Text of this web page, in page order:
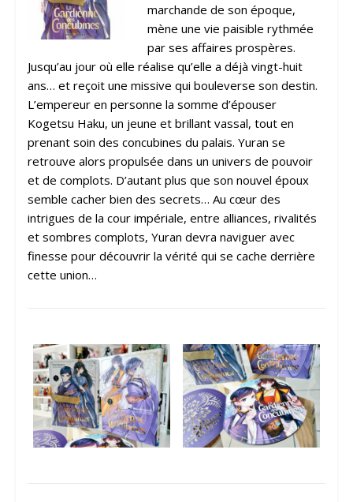
marchande de son époque,
mène une vie paisible rythmée
par ses affaires prospères.
Jusqu’au jour où elle réalise qu’elle a déjà vingt-huit
ans… et reçoit une missive qui bouleverse son destin.
L’empereur en personne la somme d’épouser
Kogetsu Haku, un jeune et brillant vassal, tout en
prenant soin des concubines du palais. Yuran se
retrouve alors propulsée dans un univers de pouvoir
et de complots. D’autant plus que son nouvel époux
semble cacher bien des secrets… Au cœur des
intrigues de la cour impériale, entre alliances, rivalités
et sombres complots, Yuran devra naviguer avec
finesse pour découvrir la vérité qui se cache derrière
cette union…